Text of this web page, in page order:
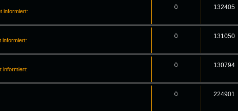
informiert:
0 132405
informiert:
0 131050
informiert:
0 130794
0 224901